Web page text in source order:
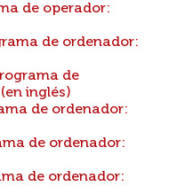
de operador:
de ordenador:
de
inglés)
de ordenador:
de ordenador:
de ordenador: